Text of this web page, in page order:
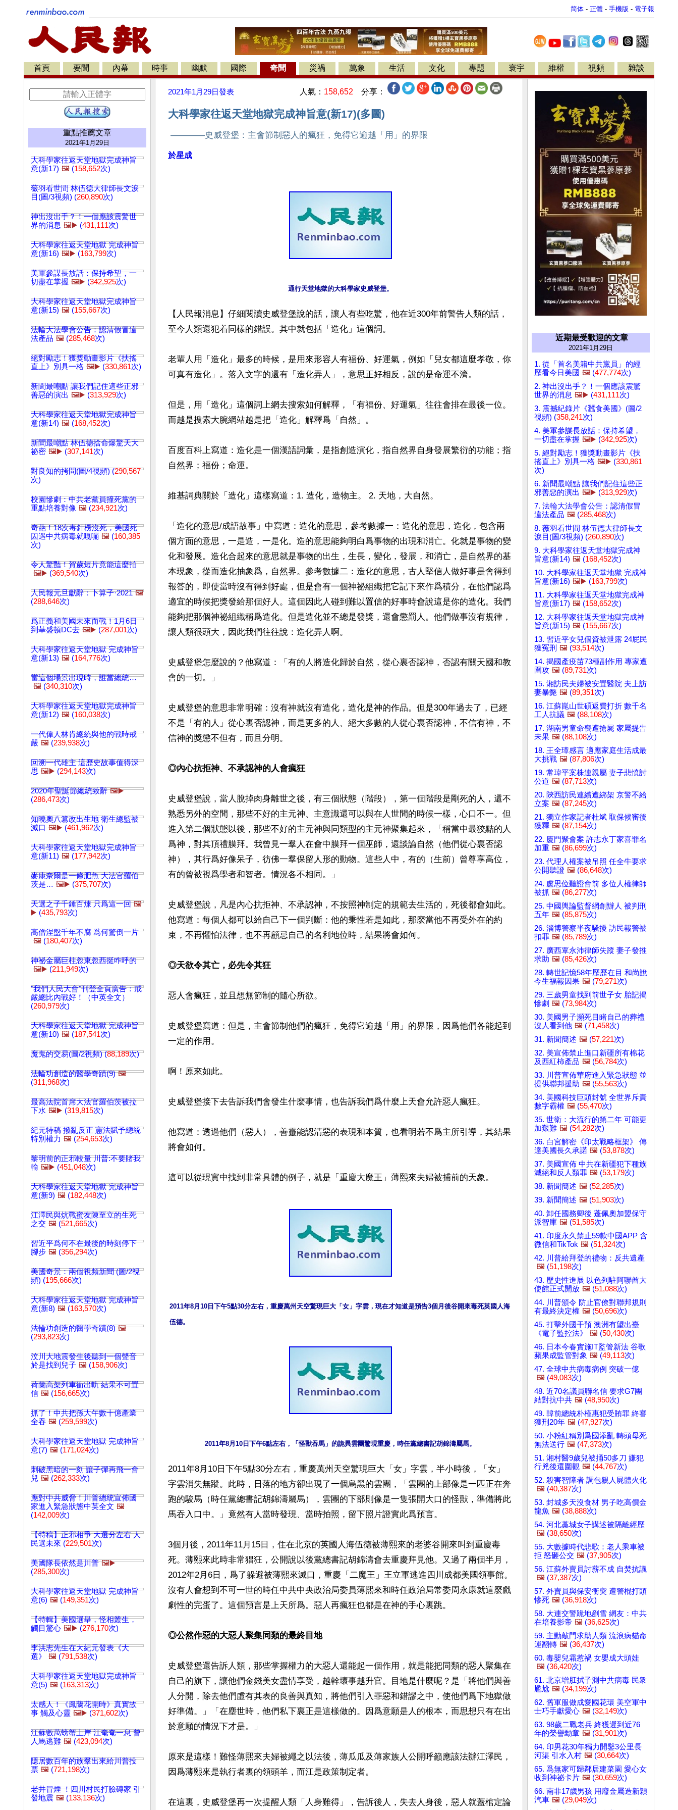
简体 - 正體 - 手機版 - 電子報
首頁 要聞 內幕 時事 幽默 國際 奇聞 災禍 萬象 生活 文化 專題 寰宇 維權 視頻 雜談
重點推薦文章
2021年1月29日
大科學家往返天堂地獄完成神旨
意(新17) 🖼️ (158,652次)
薇羽看世間 林伍德大律師長文淚
目(圖/3視頻) (260,890次)
神出沒出手？！一個應該震驚世
界的消息 🖼️▶️ (431,111次)
大科學家往返天堂地獄 完成神旨
意(新16) 🖼️▶️ (163,799次)
美軍參謀長放話：保持希望，一
切盡在掌握 🖼️▶️ (342,925次)
大科學家往返天堂地獄完成神旨
意(新15) 🖼️ (155,667次)
法輪大法學會公告：認清假冒違
法產品 🖼️ (285,468次)
絕對勵志！獲獎動畫影片《扶搖
直上》別具一格 🖼️▶️ (330,861次)
新聞最嘲點 讓我們記住這些正邪
善惡的演出 🖼️▶️ (313,929次)
大科學家往返天堂地獄完成神旨
意(新14) 🖼️ (168,452次)
新聞最嘲點 林伍德捨命爆驚天大
祕密 🖼️▶️ (307,141次)
對良知的拷問(圖/4視頻) (290,567
次)
校園慘劇：中共老黨員撞死黨的
重點培養對像 🖼️ (234,921次)
奇葩！18次毒針楞沒死，美國死
囚遇中共病毒就嘎嘣 🖼️ (160,385
次)
令人驚豔！賀歲短片竟能這麼拍
🖼️▶️ (369,540次)
人民報元旦獻辭：卜算子·2021 🖼️
(288,646次)
爲正義和美國未來而戰！1月6日
到華盛頓DC去 🖼️▶️ (287,001次)
大科學家往返天堂地獄 完成神旨
意(新13) 🖼️ (164,776次)
當這個場景出現時，誰當總統…
🖼️ (340,310次)
大科學家往返天堂地獄完成神旨
意(新12) 🖼️ (160,038次)
一代偉人林肯總統與他的戰時戒
嚴 🖼️ (239,938次)
回溯一代雄主 這歷史故事值得深
思 🖼️▶️ (294,143次)
2020年聖誕節總統致辭 🖼️▶️
(286,473次)
知曉奧八篡改出生地 衛生總監被
滅口 🖼️▶️ (461,962次)
大科學家往返天堂地獄完成神旨
意(新11) 🖼️ (177,942次)
麥康奈爾是一條肥魚 大法官羅伯
茨是… 🖼️▶️ (375,707次)
天選之子千錘百煉 只爲這一回 🖼️
▶️ (435,793次)
高僧涅盤千年不腐 爲何驚倒一片
🖼️ (180,407次)
神祕金屬巨柱忽東忽西挺咋呼的
🖼️▶️ (211,949次)
"我們人民大會"刊登全頁廣告：戒
嚴總比內戰好！（中英全文）
(260,979次)
大科學家往返天堂地獄 完成神旨
意(新10) 🖼️ (187,541次)
魔鬼的交易(圖/2視頻) (88,189次)
法輪功創造的醫學奇蹟(9) 🖼️
(311,968次)
最高法院首席大法官羅伯茨被拉
下水 🖼️▶️ (319,815次)
紀元特稿 撥亂反正 憲法賦予總統
特別權力 🖼️ (254,653次)
黎明前的正邪較量 川普:不要賭我
輸 🖼️▶️ (451,048次)
大科學家往返天堂地獄 完成神旨
意(新9) 🖼️ (182,448次)
江澤民與炕戰蜜友陳至立的生死
之交 🖼️ (521,665次)
習近平爲何不在最後的時刻停下
腳步 🖼️ (356,294次)
美國奇景：兩個視頻新聞 (圖/2視
頻) (195,666次)
大科學家往返天堂地獄 完成神旨
意(新8) 🖼️ (163,570次)
法輪功創造的醫學奇蹟(8) 🖼️
(293,823次)
汶川大地震發生後聽到一個聲音
於是找到兒子 🖼️ (158,906次)
荷蘭高架列車衝出軌 結果不可置
信 🖼️ (156,665次)
抓了！中共把孫大午數十億產業
全吞 🖼️ (259,599次)
大科學家往返天堂地獄 完成神旨
意(7) 🖼️ (171,024次)
刺破黑暗的一刻 讓子彈再飛一會
兒 🖼️ (262,333次)
應對中共威脅！川普總統宣佈國
家進入緊急狀態中英全文 🖼️
(142,009次)
【特稿】正邪相爭 大選分左右 人
民選未來 (229,501次)
美國隊長依然是川普 🖼️▶️
(285,300次)
大科學家往返天堂地獄 完成神旨
意(6) 🖼️ (149,351次)
【特輯】美國選舉，怪相叢生，
觸目驚心 🖼️▶️ (276,170次)
李洪志先生在大紀元發表《大
選》
🖼️ (791,538次)
大科學家往返天堂地獄完成神旨
意(5) 🖼️ (163,313次)
太感人！《鳳蘭花開時》真實故
事 觸及心靈 🖼️▶️ (371,602次)
江蘇數萬螃蟹上岸 江奄奄一息 曾
人馬逃難 🖼️ (423,094次)
隱居數百年的族羣出來給川普投
票 🖼️ (721,198次)
老井冒煙 ！四川村民打臉磚家 引
發地震 🖼️ (133,136次)
2021年1月29日發表 人氣： 158,652 分享：
大科學家往返天堂地獄完成神旨意(新17)(多圖)
————史威登堡：主會節制惡人的瘋狂，免得它逾越「用」的界限
於星成
【人民報消息】仔細閱讀史威登堡說的話，讓人有些吃驚，他在近300年前警告人類的話，
至今人類還犯着同樣的錯誤。其中就包括「造化」這個詞。
老輩人用「造化」最多的時候，是用來形容人有福份、好運氣，例如「兒女都這麼孝敬，你
可真有造化」。落入文字的還有「造化弄人」，意思正好相反，說的是命運不濟。
但是，用「造化」這個詞上網去搜索如何解釋，「有福份、好運氣」往往會排在最後一位。
而越是搜索大腕網站越是把「造化」解釋爲「自然」。
百度百科上寫道：造化是一個漢語詞彙，是指創造演化，指自然界自身發展繁衍的功能；指
自然界；福份；命運。
維基詞典關於「造化」這樣寫道：1. 造化，造物主。 2. 天地，大自然。
「造化的意思/成語故事」中寫道：造化的意思，參考數據一：造化的意思，造化，包含兩
個方面的意思，一是造，一是化。造的意思能夠明白爲事物的出現和消亡。化就是事物的變
化和發展。造化合起來的意思就是事物的出生，生長，變化，發展，和消亡，是自然界的基
本現象，從而造化抽象爲，自然界。參考數據二：造化的意思，古人堅信人做好事是會得到
報答的，即使當時沒有得到好處，但是會有一個神祕組織把它記下來作爲積分，在他們認爲
適宜的時候把獎發給那個好人。這個因此人碰到難以置信的好事時會說這是你的造化。我們
能夠把那個神祕組織稱爲造化。但是造化並不總是發獎，還會懲罰人。他們做事沒有規律，
讓人類很頭大，因此我們往往說：造化弄人啊。
史威登堡怎麼說的？他寫道：「有的人將造化歸於自然，從心裏否認神，否認有關天國和教
會的一切。」
史威登堡的意思非常明確：沒有神就沒有造化，造化是神的作品。但是300年過去了，已經
不是「有的人」從心裏否認神，而是更多的人、絕大多數的人從心裏否認神，不信有神，不
信神的獎懲不但有，而且分明。
◎內心抗拒神、不承認神的人會瘋狂
史威登堡說，當人脫掉肉身離世之後，有三個狀態（階段），第一個階段是剛死的人，還不
熟悉另外的空間，那些不好的主元神、主意識還可以與在人世間的時候一樣，心口不一。但
進入第二個狀態以後，那些不好的主元神與同類型的主元神聚集起來，「稱當中最狡黠的人
爲神，對其頂禮膜拜。我曾見一羣人在會中膜拜一個巫師，還談論自然（他們從心裏否認
神），其行爲好像呆子，彷佛一羣保留人形的動物。這些人中，有的（生前）曾尊享高位，
有的曾被視爲學者和智者。情況各不相同。」
史威登堡說，凡是內心抗拒神、不承認神，不按照神制定的規範去生活的，死後都會如此。
他寫道：每個人都可以給自己下一個判斷：他的秉性若是如此，那麼當他不再受外在的約
束，不再懼怕法律，也不再顧忌自己的名利地位時，結果將會如何。
◎天欲令其亡，必先令其狂
惡人會瘋狂，並且想無節制的隨心所欲。
史威登堡寫道：但是，主會節制他們的瘋狂，免得它逾越「用」的界限，因爲他們各能起到
一定的作用。
啊！原來如此。
史威登堡接下去告訴我們會發生什麼事情，也告訴我們爲什麼上天會允許惡人瘋狂。
他寫道：透過他們（惡人），善靈能認清惡的表現和本質，也看明若不爲主所引導，其結果
將會如何。
2011年8月10日下午5點30分左右，重慶萬州天空驚現巨大「女」字雲，現在才知道是預告3個月後谷開來毒死英國人海
伍德。
2011年8月10日下午6點左右，「怪獸吞馬」的詭異雲團驚現重慶，時任黨總書記胡錦濤屬馬。
2011年8月10日下午5點30分左右，重慶萬州天空驚現巨大「女」字雲，半小時後，「女」
字雲消失無蹤。此時，日落的地方卻出現了一個烏黑的雲團，「雲團的上部像是一匹正在奔
跑的駿馬（時任黨總書記胡錦濤屬馬），雲團的下部則像是一隻張開大口的怪獸，準備將此
馬吞入口中。」竟然有人當時發現、當時拍照，留下照片證實此爲預言。
3個月後，2011年11月15日，住在北京的英國人海伍德被薄熙來的老婆谷開來叫到重慶毒
死。薄熙來此時非常猖狂，公開說以後黨總書記胡錦濤會去重慶拜見他。又過了兩個半月，
2012年2月6日，爲了躲避被薄熙來滅口，重慶「二魔王」王立軍逃進四川成都美國領事館。
沒有人會想到不可一世的時任中共中央政治局委員薄熙來和時任政治局常委周永康就這麼戲
劇性的完蛋了。這個預言是上天所爲。惡人再瘋狂也都是在神的手心裏跳。
◎公然作惡的大惡人聚集同類的最終目地
史威登堡還告訴人類，那些掌握權力的大惡人還能起一個作用，就是能把同類的惡人聚集在
自己的旗下，讓他們金錢美女盡情享受，越幹壞事越升官。目地是什麼呢？是「將他們與善
人分開，除去他們虛有其表的良善與真知，將他們引入罪惡和錯謬之中，使他們爲下地獄做
好準備。」「在塵世時，他們私下裏正是這樣做的。因爲意願是人的根本，而思想只有在出
於意願的情況下才是。」
原來是這樣！難怪薄熙來夫婦被繩之以法後，薄瓜瓜及薄家族人公開呼籲應該法辦江澤民，
因爲薄熙來是執行者裏的領頭羊，而江是政策制定者。
在這裏，史威登堡再一次提醒人類「人身難得」，告訴後人，失去人身後，惡人就蓋棺定論
近期最受歡迎的文章
2021年1月29日
1. 從「首名美籍中共黨員」的經
歷看今日美國 🖼️ (477,774次)
2. 神出沒出手？！一個應該震驚
世界的消息 🖼️▶️ (431,111次)
3. 震撼紀錄片《蠶食美國》(圖/2
視頻) (358,241次)
4. 美軍參謀長放話：保持希望，
一切盡在掌握 🖼️▶️ (342,925次)
5. 絕對勵志！獲獎動畫影片《扶
搖直上》別具一格 🖼️▶️ (330,861
次)
6. 新聞最嘲點 讓我們記住這些正
邪善惡的演出 🖼️▶️ (313,929次)
7. 法輪大法學會公告：認清假冒
違法產品 🖼️ (285,468次)
8. 薇羽看世間 林伍德大律師長文
淚目(圖/3視頻) (260,890次)
9. 大科學家往返天堂地獄完成神
旨意(新14) 🖼️ (168,452次)
10. 大科學家往返天堂地獄 完成神
旨意(新16) 🖼️▶️ (163,799次)
11. 大科學家往返天堂地獄完成神
旨意(新17) 🖼️ (158,652次)
12. 大科學家往返天堂地獄完成神
旨意(新15) 🖼️ (155,667次)
13. 習近平女兒個資被泄露 24屁民
獲冤刑 🖼️ (93,514次)
14. 揭國產疫苗73種副作用 專家遭
圍攻 🖼️ (89,731次)
15. 湘訪民夫婦被安置醫院 夫上訪
妻暴斃 🖼️ (89,351次)
16. 江蘇崑山世碩返費打折 數千名
工人抗議 🖼️ (88,108次)
17. 湖南男童命喪遭搶屍 家屬提告
未果 🖼️ (88,108次)
18. 王全璋感言 適應家庭生活成最
大挑戰 🖼️ (87,806次)
19. 常瑋平案株連親屬 妻子悲憤討
公道 🖼️ (87,713次)
20. 陝西訪民連續遭綁架 京警不給
立案 🖼️ (87,245次)
21. 獨立作家記者杜斌 取保候審後
獲釋 🖼️ (87,154次)
22. 廈門聚會案 許志永丁家喜罪名
加重 🖼️ (86,699次)
23. 代理人權案被吊照 任全牛要求
公開聽證 🖼️ (86,648次)
24. 盧思位聽證會前 多位人權律師
被抓 🖼️ (86,277次)
25. 中國輿論監督網創辦人 被判刑
五年 🖼️ (85,875次)
26. 淄博警察半夜騷擾 訪民報警被
扣罪 🖼️ (85,789次)
27. 廣西覃永沛律師失蹤 妻子發推
求助 🖼️ (85,426次)
28. 轉世記憶58年歷歷在目 和尚說
今生福報因果 🖼️ (79,271次)
29. 三歲男童找到前世子女 胎記揭
慘劇 🖼️ (73,984次)
30. 美國男子瀕死目睹自己的葬禮
沒人看到他 🖼️ (71,458次)
31. 新聞簡述 🖼️ (57,221次)
32. 美宣佈禁止進口新疆所有棉花
及西紅柿產品 🖼️ (56,784次)
33. 川普宣佈華府進入緊急狀態 並
提供聯邦援助 🖼️ (55,563次)
34. 美國科技巨頭封號 全世界斥責
數字霸權 🖼️ (55,470次)
35. 世衛：大流行的第二年 可能更
加艱難 🖼️ (54,282次)
36. 白宮解密《印太戰略框架》 傳
達美國長久承諾 🖼️ (53,878次)
37. 美國宣佈 中共在新疆犯下種族
滅絕和反人類罪 🖼️ (53,179次)
38. 新聞簡述 🖼️ (52,285次)
39. 新聞簡述 🖼️ (51,903次)
40. 卸任國務卿後 蓬佩奧加盟保守
派智庫 🖼️ (51,585次)
41. 印度永久禁止59款中國APP 含
微信和TikTok 🖼️ (51,324次)
42. 川普給拜登的禮物：反共遺產
🖼️ (51,198次)
43. 歷史性進展 以色列駐阿聯酋大
使館正式開放 🖼️ (51,088次)
44. 川普頒令 防止官僚對聯邦規則
有最終決定權 🖼️ (50,696次)
45. 打擊外國干預 澳洲有望出臺
《電子監控法》
🖼️ (50,430次)
46. 日本今春實施IT監管新法 谷歌
蘋果成監管對象 🖼️ (49,113次)
47. 全球中共病毒病例 突破一億
🖼️ (49,083次)
48. 近70名議員聯名信 要求G7團
結對抗中共 🖼️ (48,950次)
49. 韓前總統朴槿惠犯受賄罪 終審
獲刑20年 🖼️ (47,927次)
50. 小粉紅稱別爲國添亂 轉頭母死
無法送行 🖼️ (47,373次)
51. 湘村醫9歲兒被捅50多刀 嫌犯
行兇後還圍觀 🖼️ (44,767次)
52. 殺害智障者 調包親人屍體火化
🖼️ (40,387次)
53. 封城多天沒食材 男子吃高價金
龍魚 🖼️ (38,888次)
54. 河北藁城女子講述被隔離經歷
🖼️ (38,650次)
55. 大數據時代悲歌：老人乘車被
拒 怒砸公交 🖼️ (37,905次)
56. 江蘇外賣員討薪不成 自焚抗議
🖼️ (37,387次)
57. 外賣員與保安衝突 遭警棍打頭
慘死 🖼️ (36,918次)
58. 大連交警跪地剷雪 網友：中共
在培養影帝 🖼️ (36,625次)
59. 主動敲門求助人類 流浪病貓命
運翻轉 🖼️ (36,437次)
60. 毒嬰兒霜惹禍 女嬰成大頭娃
🖼️ (36,420次)
61. 北京增肛拭子測中共病毒 民衆
尷尬 🖼️ (34,199次)
62. 舊軍服做成愛國花環 美空軍中
士巧手獻愛心 🖼️ (32,149次)
63. 98歲二戰老兵 終獲遲到近76
年的榮譽勳章 🖼️ (31,901次)
64. 印男花30年獨力開鑿3公里長
河渠 引水入村 🖼️ (30,664次)
65. 爲無家可歸鄰居建菜園 愛心女
收到神祕卡片 🖼️ (30,659次)
66. 南非17歲男孩 用廢金屬造新穎
汽車 🖼️ (29,049次)